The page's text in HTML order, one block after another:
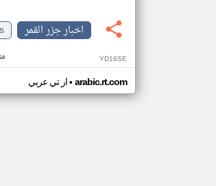
اخبار جزر القمر
YD16SE
ار تي عربي• arabic.rt.com